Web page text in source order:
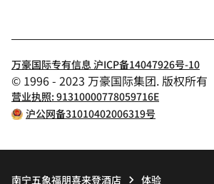
万豪国际专有信息 沪ICP备14047926号-10
© 1996 - 2023 万豪国际集团. 版权所有
营业执照: 91310000778059716E
沪公网备31010402006319号
南宁五象福朋喜来登酒店 体验